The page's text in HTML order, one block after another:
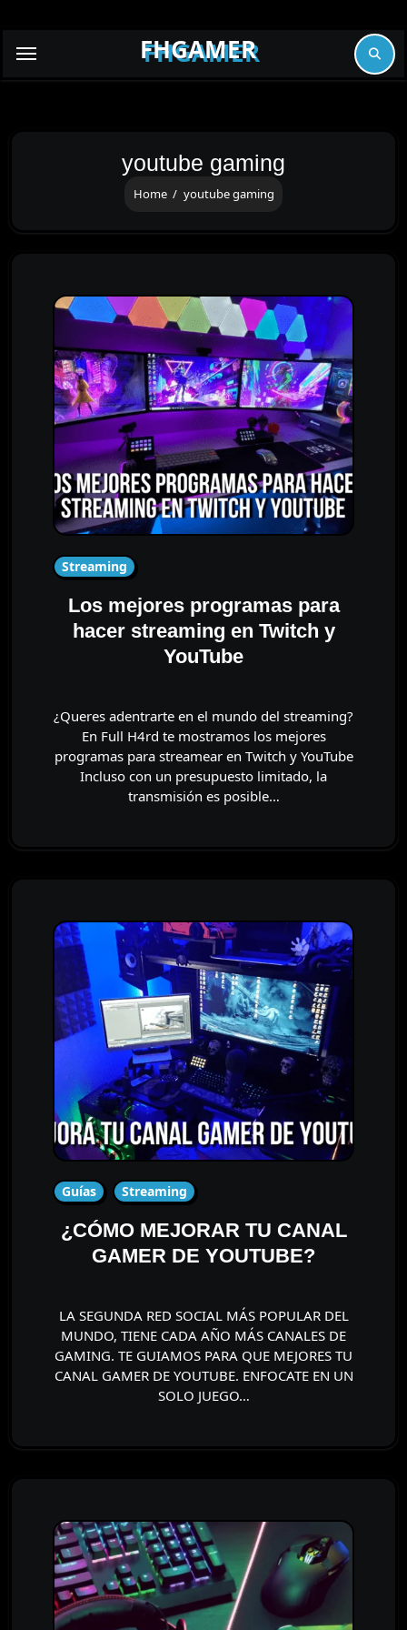
FHGAMER
youtube gaming
Home youtube gaming
Streaming
Los mejores programas para
hacer streaming en Twitch y
YouTube
¿Queres adentrarte en el mundo del streaming?
En Full H4rd te mostramos los mejores
programas para streamear en Twitch y YouTube
Incluso con un presupuesto limitado, la
transmisión es posible…
Guías Streaming
¿CÓMO MEJORAR TU CANAL
GAMER DE YOUTUBE?
LA SEGUNDA RED SOCIAL MÁS POPULAR DEL
MUNDO, TIENE CADA AÑO MÁS CANALES DE
GAMING. TE GUIAMOS PARA QUE MEJORES TU
CANAL GAMER DE YOUTUBE. ENFOCATE EN UN
SOLO JUEGO…